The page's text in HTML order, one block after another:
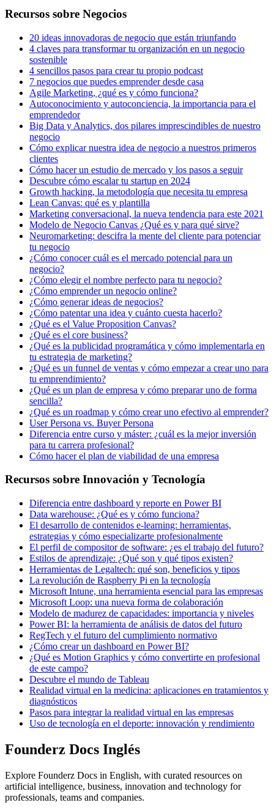
Recursos sobre Negocios
20 ideas innovadoras de negocio que están triunfando
4 claves para transformar tu organización en un negocio
sostenible
4 sencillos pasos para crear tu propio podcast
7 negocios que puedes emprender desde casa
Agile Marketing, ¿qué es y cómo funciona?
Autoconocimiento y autoconciencia, la importancia para el
emprendedor
Big Data y Analytics, dos pilares imprescindibles de nuestro
negocio
Cómo explicar nuestra idea de negocio a nuestros primeros
clientes
Cómo hacer un estudio de mercado y los pasos a seguir
Descubre cómo escalar tu startup en 2024
Growth hacking, la metodología que necesita tu empresa
Lean Canvas: qué es y plantilla
Marketing conversacional, la nueva tendencia para este 2021
Modelo de Negocio Canvas ¿Qué es y para qué sirve?
Neuromarketing: descifra la mente del cliente para potenciar
tu negocio
¿Cómo conocer cuál es el mercado potencial para un
negocio?
¿Cómo elegir el nombre perfecto para tu negocio?
¿Cómo emprender un negocio online?
¿Cómo generar ideas de negocios?
¿Cómo patentar una idea y cuánto cuesta hacerlo?
¿Qué es el Value Proposition Canvas?
¿Qué es el core business?
¿Qué es la publicidad programática y cómo implementarla en
tu estrategia de marketing?
¿Qué es un funnel de ventas y cómo empezar a crear uno para
tu emprendimiento?
¿Qué es un plan de empresa y cómo preparar uno de forma
sencilla?
¿Qué es un roadmap y cómo crear uno efectivo al emprender?
User Persona vs. Buyer Persona
Diferencia entre curso y máster: ¿cuál es la mejor inversión
para tu carrera profesional?
Cómo hacer el plan de viabilidad de una empresa
Recursos sobre Innovación y Tecnología
Diferencia entre dashboard y reporte en Power BI
Data warehouse: ¿Qué es y cómo funciona?
El desarrollo de contenidos e-learning: herramientas,
estrategias y cómo especializarte profesionalmente
El perfil de compositor de software: ¿es el trabajo del futuro?
Estilos de aprendizaje: ¿Qué son y qué tipos existen?
Herramientas de Legaltech: qué son, beneficios y tipos
La revolución de Raspberry Pi en la tecnología
Microsoft Intune, una herramienta esencial para las empresas
Microsoft Loop: una nueva forma de colaboración
Modelo de madurez de capacidades: importancia y niveles
Power BI: la herramienta de análisis de datos del futuro
RegTech y el futuro del cumplimiento normativo
¿Cómo crear un dashboard en Power BI?
¿Qué es Motion Graphics y cómo convertirte en profesional
de este campo?
Descubre el mundo de Tableau
Realidad virtual en la medicina: aplicaciones en tratamientos y
diagnósticos
Pasos para integrar la realidad virtual en las empresas
Uso de tecnología en el deporte: innovación y rendimiento
Founderz Docs Inglés
Explore Founderz Docs in English, with curated resources on
artificial intelligence, business, innovation and technology for
professionals, teams and companies.